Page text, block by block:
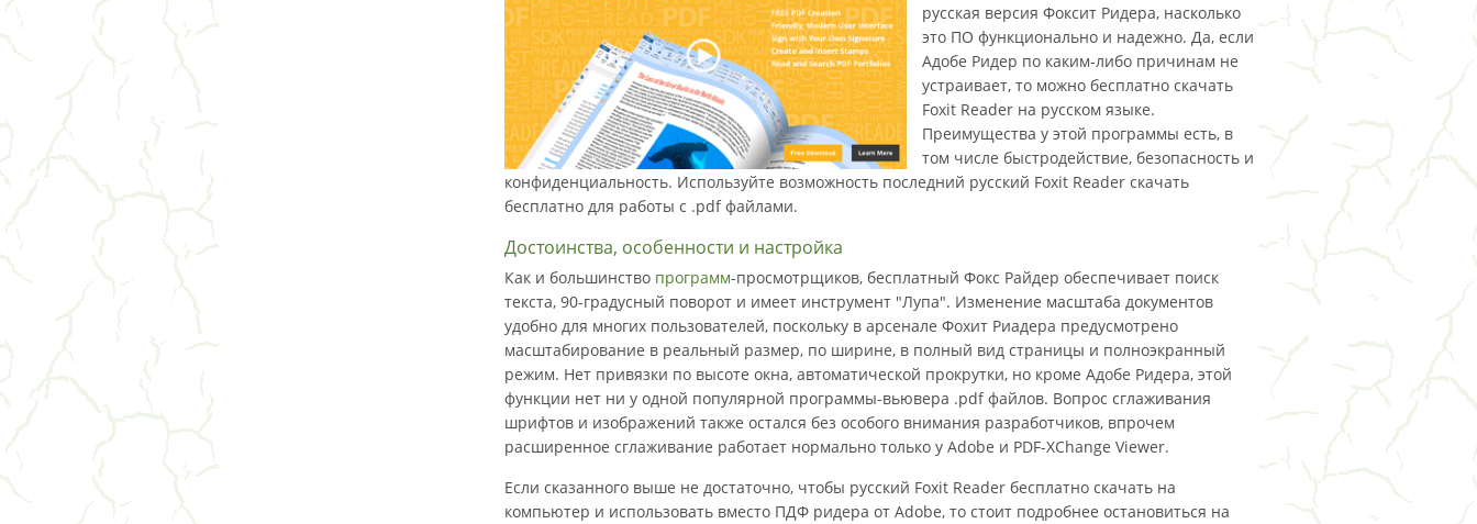
русская версия Фоксит Ридера, насколько
это ПО функционально и надежно. Да, если
Адобе Ридер по каким-либо причинам не
устраивает, то можно бесплатно скачать
Foxit Reader на русском языке.
Преимущества у этой программы есть, в
том числе быстродействие, безопасность и
конфиденциальность. Используйте возможность последний русский Foxit Reader скачать
бесплатно для работы с .pdf файлами.
Достоинства, особенности и настройка
Как и большинство программ-просмотрщиков, бесплатный Фокс Райдер обеспечивает поиск
текста, 90-градусный поворот и имеет инструмент "Лупа". Изменение масштаба документов
удобно для многих пользователей, поскольку в арсенале Фохит Риадера предусмотрено
масштабирование в реальный размер, по ширине, в полный вид страницы и полноэкранный
режим. Нет привязки по высоте окна, автоматической прокрутки, но кроме Адобе Ридера, этой
функции нет ни у одной популярной программы-вьювера .pdf файлов. Вопрос сглаживания
шрифтов и изображений также остался без особого внимания разработчиков, впрочем
расширенное сглаживание работает нормально только у Adobe и PDF-XChange Viewer.
Если сказанного выше не достаточно, чтобы русский Foxit Reader бесплатно скачать на
компьютер и использовать вместо ПДФ ридера от Adobe, то стоит подробнее остановиться на